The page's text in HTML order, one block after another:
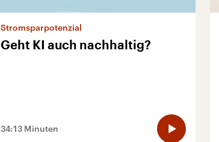
Stromsparpotenzial
Geht KI auch nachhaltig?
34:13 Minuten